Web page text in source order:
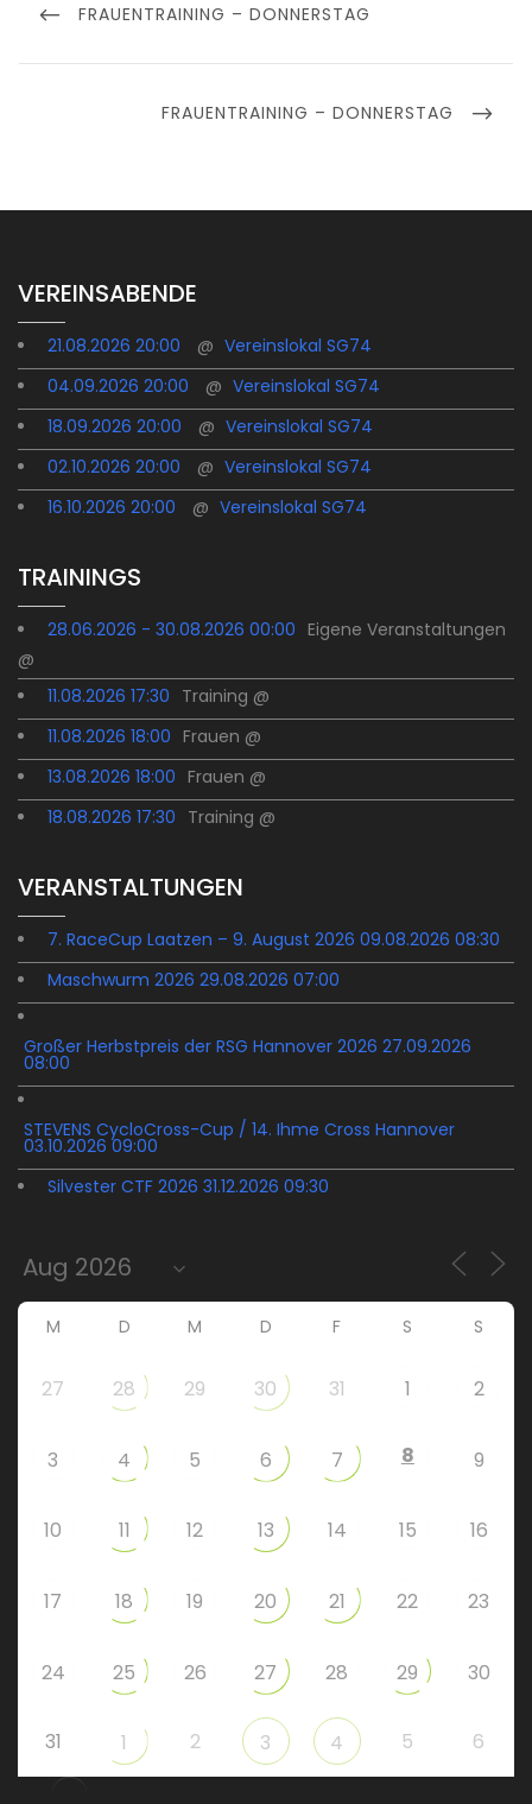
PREVIOUS
FRAUENTRAINING – DONNERSTAG
NEXT
FRAUENTRAINING – DONNERSTAG
VEREINSABENDE
21.08.2026 20:00 @ Vereinslokal SG74
04.09.2026 20:00
@ Vereinslokal SG74
18.09.2026 20:00
@ Vereinslokal SG74
02.10.2026 20:00
@ Vereinslokal SG74
16.10.2026 20:00
@ Vereinslokal SG74
TRAININGS
28.06.2026 - 30.08.2026 00:00 Eigene Veranstaltungen
@
11.08.2026 17:30 Training @
11.08.2026 18:00 Frauen @
13.08.2026 18:00 Frauen @
18.08.2026 17:30 Training @
VERANSTALTUNGEN
7. RaceCup Laatzen – 9. August 2026 09.08.2026 08:30
Maschwurm 2026 29.08.2026 07:00
Großer Herbstpreis der RSG Hannover 2026 27.09.2026
08:00
STEVENS CycloCross-Cup / 14. Ihme Cross Hannover
03.10.2026 09:00
Silvester CTF 2026 31.12.2026 09:30
M D M D F S S
27 28 29 30 31 1 2
3 4 5 6 7 8 9
10 11 12 13 14 15 16
17 18 19 20 21 22 23
24 25 26 27 28 29 30
31 1 2 3 4 5 6